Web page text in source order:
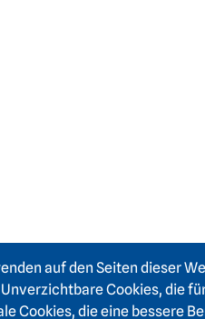
auf den Seiten dieser
Cookies, die
Cookies, die eine bessere